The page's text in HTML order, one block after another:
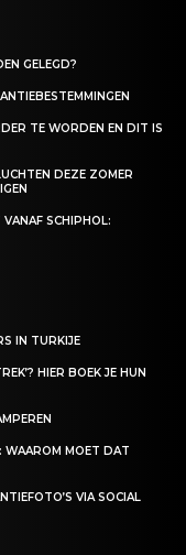
GELEGD?
TE WORDEN EN DIT IS
DEZE ZOMER
SCHIPHOL:
IN TURKIJE
HIER BOEK JE HUN
WAAROM MOET DAT
VIA SOCIAL